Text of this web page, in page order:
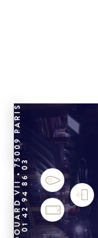
6, RUE ÉDOUARD VII • 75009 PARIS01 42 94 86 03